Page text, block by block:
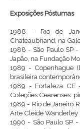
Exposições Póstumas
1988 - Rio de
Chateaubriand, na
1988 - São Paulo SP
Japão, na Fundação
1989 - Copenhague
brasileira
1989 - Fortaleza CE
Coleções Cearenses:
1989 - Rio de Janeiro
Arte Cleide Wanderley
1990 - São Paulo SP